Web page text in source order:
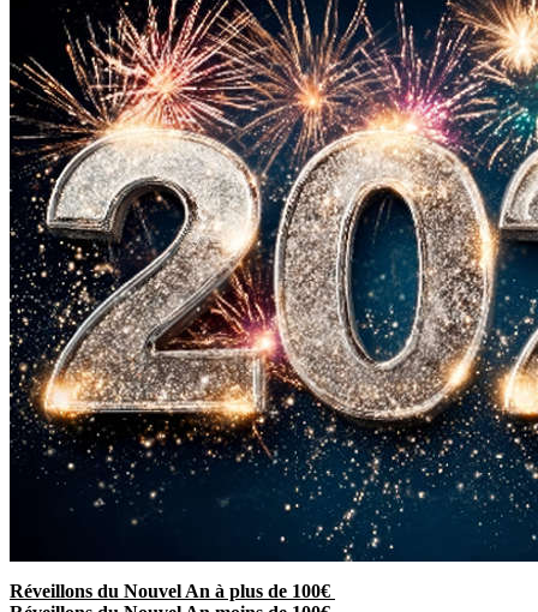
Réveillons du Nouvel An à plus de 100€